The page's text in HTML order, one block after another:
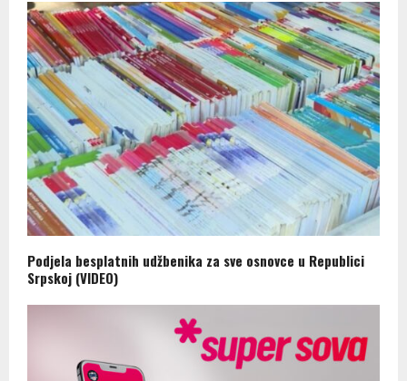
Podjela besplatnih udžbenika za sve osnovce u Republici
Srpskoj (VIDEO)